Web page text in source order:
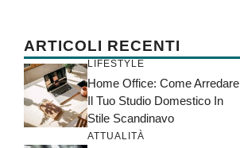
ARTICOLI RECENTI
LIFESTYLE
Home Office: Come Arredare
Il Tuo Studio Domestico In
Stile Scandinavo
ATTUALITÀ